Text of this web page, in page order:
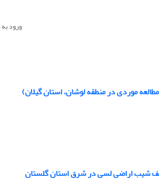
ورود
موردی در منطقه لوشان، استان گیلان)
شیب اراضی لسی در شرق استان گلستان